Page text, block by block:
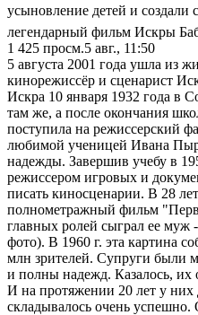
усыновление детей и
легендарный фильм Искры
1 425 просм.5 авг., 11:50
5 августа 2001 года ушла из
кинорежиссёр и сценарист
Искра 10 января 1932 года в
там же, а после окончания
поступила на режиссерский
любимой ученицей Ивана
надежды. Завершив учебу в
режиссером игровых и
писать киносценарии. В 28
полнометражный фильм
главных ролей сыграл ее муж
фото). В 1960 г. эта картина
млн зрителей. Супруги были
и полны надежд. Казалось, их
И на протяжении 20 лет у них
складывалось очень